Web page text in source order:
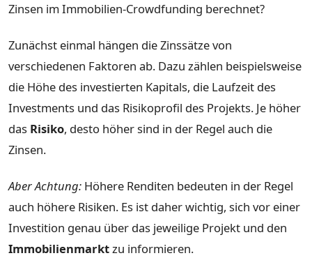
Zinsen im Immobilien-Crowdfunding berechnet?
Zunächst einmal hängen die Zinssätze von
verschiedenen Faktoren ab. Dazu zählen beispielsweise
die Höhe des investierten Kapitals, die Laufzeit des
Investments und das Risikoprofil des Projekts. Je höher
das Risiko, desto höher sind in der Regel auch die
Zinsen.
Aber Achtung: Höhere Renditen bedeuten in der Regel
auch höhere Risiken. Es ist daher wichtig, sich vor einer
Investition genau über das jeweilige Projekt und den
Immobilienmarkt zu informieren.